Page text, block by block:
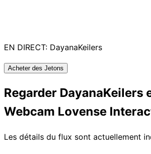
EN DIRECT: DayanaKeilers
Acheter des Jetons
Regarder DayanaKeilers
Webcam Lovense
Les détails du flux sont actuellement